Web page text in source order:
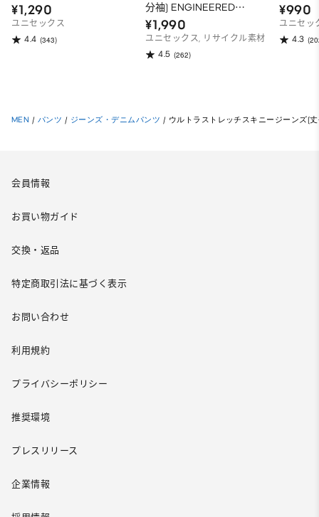
¥1,290
ユニセックス
4.4 (343)
分袖) ENGINEERED
GARMENTS
¥1,990
ユニセックス, リサイクル素材
4.5 (262)
¥990
ユニセッ
4.3
MEN / パンツ / ジーンズ・デニムパンツ / ウルトラストレッチスキニージーンズ(
会員情報
お買い物ガイド
交換・返品
特定商取引法に基づく表示
お問い合わせ
利用規約
プライバシーポリシー
推奨環境
プレスリリース
企業情報